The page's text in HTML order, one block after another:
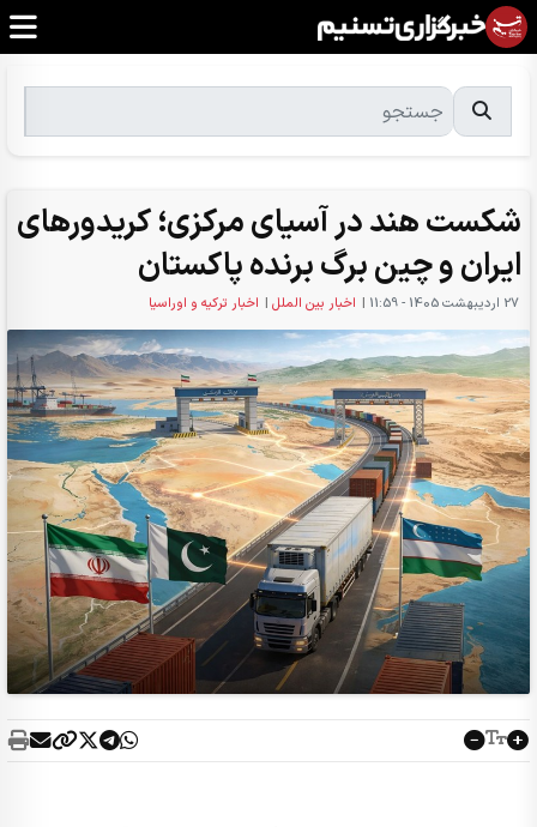
شکست هند در آسیای مرکزی؛ کریدورهای
ایران و چین برگ برنده پاکستان
27 ارديبهشت 1405 - 11:59 | اخبار بین الملل | اخبار ترکیه و اوراسیا